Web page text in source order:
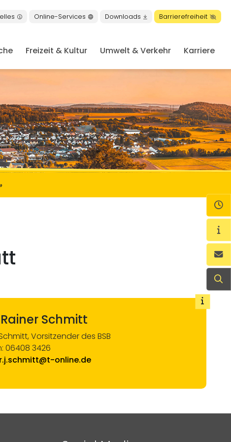
Freizeit & Kultur Umwelt & Verkehr Karriere
Online-Services Downloads Barrierefreiheit
Schmitt
Vorsitzender des BSB
06408 3426
r.j.schmitt@t-online.de